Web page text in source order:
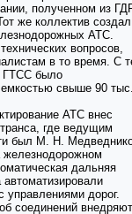
полученном из
же коллектив создал
АТС.
вопросов,
в то время. С
ГТСС было
свыше 90
АТС внес
где ведущим
был М. Н.
железнодорожном
дальняя
дорог.
соединений